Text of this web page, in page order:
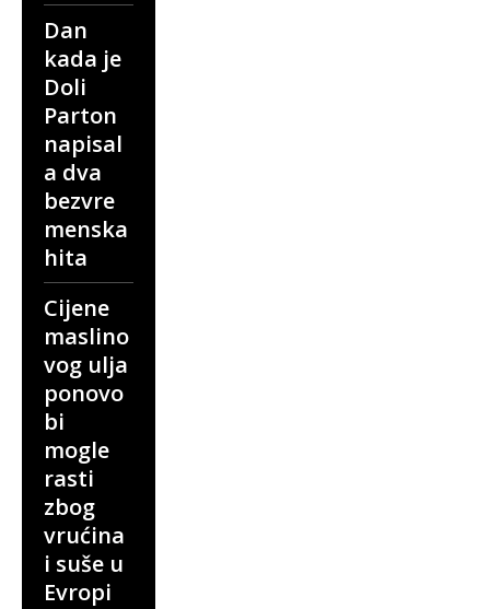
Dan
kada je
Doli
Parton
napisal
a dva
bezvre
menska
hita
Cijene
maslino
vog ulja
ponovo
bi
mogle
rasti
zbog
vrućina
i suše u
Evropi